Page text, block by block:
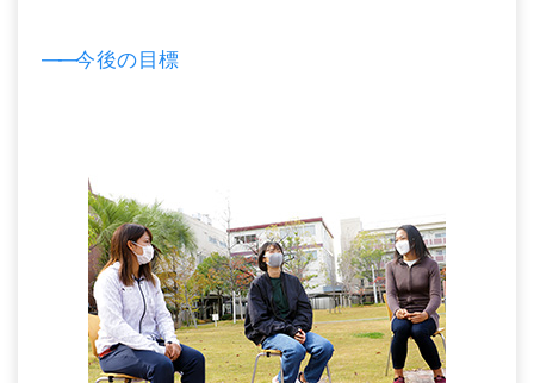
――今後の目標